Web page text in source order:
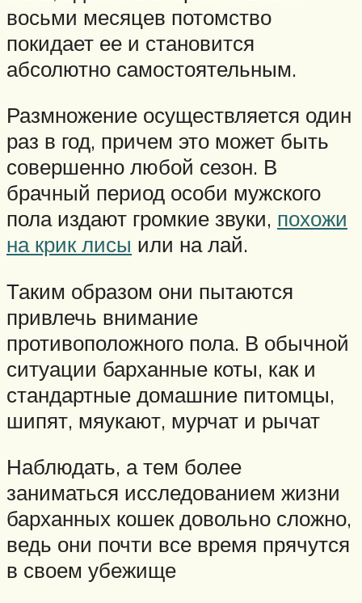
восьми месяцев потомство
покидает ее и становится
абсолютно самостоятельным.
Размножение осуществляется один
раз в год, причем это может быть
совершенно любой сезон. В
брачный период особи мужского
пола издают громкие звуки, похожи
на крик лисы или на лай.
Таким образом они пытаются
привлечь внимание
противоположного пола. В обычной
ситуации барханные коты, как и
стандартные домашние питомцы,
шипят, мяукают, мурчат и рычат
Наблюдать, а тем более
заниматься исследованием жизни
барханных кошек довольно сложно,
ведь они почти все время прячутся
в своем убежище